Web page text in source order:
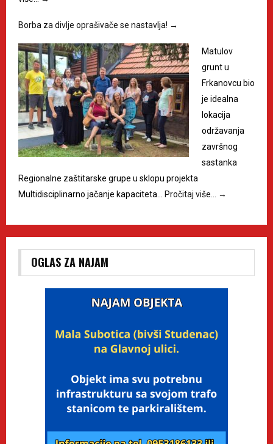
Borba za divlje oprašivače se nastavlja! →
Matulov
grunt u
Frkanovcu bio
je idealna
lokacija
održavanja
završnog
sastanka
Regionalne zaštitarske grupe u sklopu projekta
Multidisciplinarno jačanje kapaciteta…
Pročitaj više… →
OGLAS ZA NAJAM